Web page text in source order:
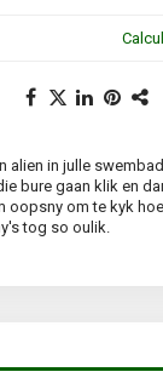
alien in julle
bure gaan klik en
oopsny om te kyk
tog so oulik.